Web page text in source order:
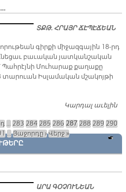
ՏՔԹ. ՀՐԱՅՐ ՃԷ­ՊԷ­ՃԵԱՆ
գիրքի միջազգային 18-րդ
բաւական յատկանշական
Պահրէյնի Մուհարաք քաղաքը
տարուան Իսլամական մշակոյթի
Կարդալ աւելին
… 283 284 285 286 287 288 289 290
…Յաջորդը ›Վերջ »
ԱՐԱ ԳՕՉՈՒՆԵԱՆ